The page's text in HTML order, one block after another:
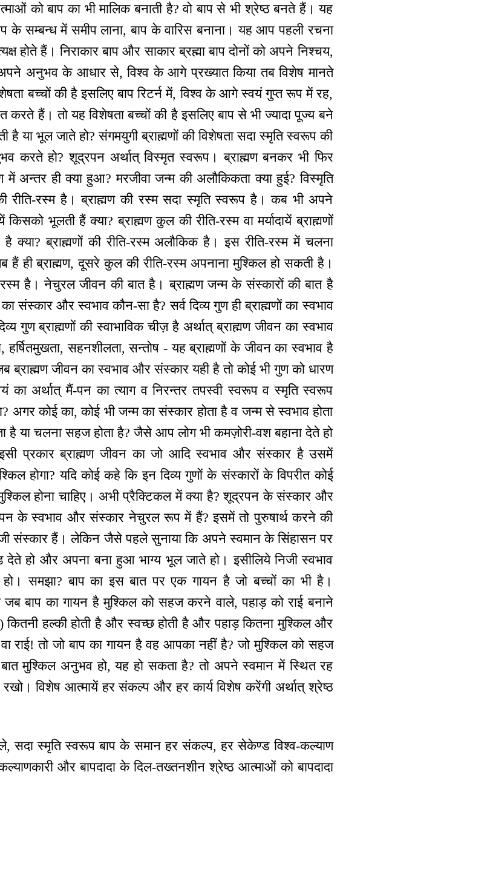
को बाप का भी मालिक बनाती है? वो बाप से भी श्रेष्ठ बनते हैं। यह
के सम्बन्ध में समीप लाना, बाप के वारिस बनाना। यह आप पहली रचना
होते हैं। निराकार बाप और साकार ब्रह्मा बाप दोनों को अपने निश्चय,
अनुभव के आधार से, विश्व के आगे प्रख्यात किया तब विशेष मानते
बच्चों की है इसलिए बाप रिटर्न में, विश्व के आगे स्वयं गुप्त रूप में रह,
करते हैं। तो यह विशेषता बच्चों की है इसलिए बाप से भी ज्यादा पूज्य बने
है या भूल जाते हो? संगमयुगी ब्राह्मणों की विशेषता सदा स्मृति स्वरूप की
करते हो? शूद्रपन अर्थात् विस्मृत स्वरूप। ब्राह्मण बनकर भी फिर
अन्तर ही क्या हुआ? मरजीवा जन्म की अलौकिकता क्या हुई? विस्मृति
रीति-रस्म है। ब्राह्मण की रस्म सदा स्मृति स्वरूप है। कब भी अपने
भूलती हैं क्या? ब्राह्मण कुल की रीति-रस्म वा मर्यादायें ब्राह्मणों
ब्राह्मणों की रीति-रस्म अलौकिक है। इस रीति-रस्म में चलना
ही ब्राह्मण, दूसरे कुल की रीति-रस्म अपनाना मुश्किल हो सकती है।
है। नेचुरल जीवन की बात है। ब्राह्मण जन्म के संस्कारों की बात है
संस्कार और स्वभाव कौन-सा है? सर्व दिव्य गुण ही ब्राह्मणों का स्वभाव
गुण ब्राह्मणों की स्वाभाविक चीज़ है अर्थात् ब्राह्मण जीवन का स्वभाव
हर्षितमुखता, सहनशीलता, सन्तोष - यह ब्राह्मणों के जीवन का स्वभाव है
ब्राह्मण जीवन का स्वभाव और संस्कार यही है तो कोई भी गुण को धारण
का अर्थात् मैं-पन का त्याग व निरन्तर तपस्वी स्वरूप व स्मृति स्वरूप
अगर कोई का, कोई भी जन्म का संस्कार होता है व जन्म से स्वभाव होता
है या चलना सहज होता है? जैसे आप लोग भी कमज़ोरी-वश बहाना देते हो
प्रकार ब्राह्मण जीवन का जो आदि स्वभाव और संस्कार है उसमें
होगा? यदि कोई कहे कि इन दिव्य गुणों के संस्कारों के विपरीत कोई
होना चाहिए। अभी प्रैक्टिकल में क्या है? शूद्रपन के संस्कार और
के स्वभाव और संस्कार नेचुरल रूप में हैं? इसमें तो पुरुषार्थ करने की
संस्कार हैं। लेकिन जैसे पहले सुनाया कि अपने स्वमान के सिंहासन पर
देते हो और अपना बना हुआ भाग्य भूल जाते हो। इसीलिये निजी स्वभाव
समझा? बाप का इस बात पर एक गायन है जो बच्चों का भी है।
बाप का गायन है मुश्किल को सहज करने वाले, पहाड़ को राई बनाने
हल्की होती है और स्वच्छ होती है और पहाड़ कितना मुश्किल और
राई! तो जो बाप का गायन है वह आपका नहीं है? जो मुश्किल को सहज
बात मुश्किल अनुभव हो, यह हो सकता है? तो अपने स्वमान में स्थित रह
विशेष आत्मायें हर संकल्प और हर कार्य विशेष करेंगी अर्थात् श्रेष्ठ
सदा स्मृति स्वरूप बाप के समान हर संकल्प, हर सेकेण्ड विश्व-कल्याण
और बापदादा के दिल-तख्तनशीन श्रेष्ठ आत्माओं को बापदादा